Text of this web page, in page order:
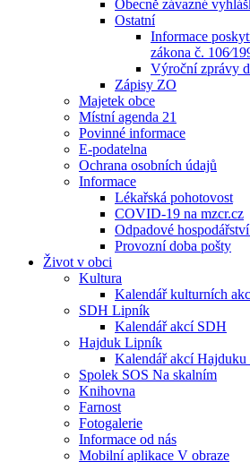
Obecně závazné
Ostatní
Informace
zákona č.
Výroční zprávy
Zápisy ZO
Majetek obce
Místní agenda 21
Povinné informace
E-podatelna
Ochrana osobních údajů
Informace
Lékařská pohotovost
COVID-19 na mzcr.cz
Odpadové
Provozní doba pošty
Život v obci
Kultura
Kalendář kulturních
SDH Lipník
Kalendář akcí SDH
Hajduk Lipník
Kalendář akcí
Spolek SOS Na skalním
Knihovna
Farnost
Fotogalerie
Informace od nás
Mobilní aplikace V obraze